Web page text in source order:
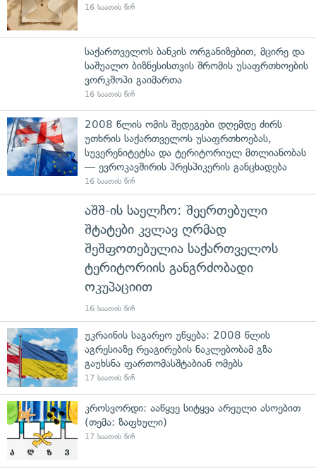
16 საათის წინ
საქართველოს ბანკის ორგანიზებით, მცირე და
საშუალო ბიზნესისთვის შრომის უსაფრთხოების
ვორკშოპი გაიმართა
16 საათის წინ
2008 წლის ომის შედეგები დღემდე ძირს
უთხრის საქართველოს უსაფრთხოებას,
სუვერენიტეტსა და ტერიტორიულ მთლიანობას
— ევროკავშირის პრესპიკერის განცხადება
16 საათის წინ
აშშ-ის საელჩო: შეერთებული
შტატები კვლავ ღრმად
შეშფოთებულია საქართველოს
ტერიტორიის განგრძობადი
ოკუპაციით
16 საათის წინ
უკრაინის საგარეო უწყება: 2008 წლის
აგრესიაზე რეაგირების ნაკლებობამ გზა
გაუხსნა ფართომასშტაბიან ომებს
17 საათის წინ
კროსვორდი: ააწყვე სიტყვა არეული ასოებით
(თემა: ზაფხული)
17 საათის წინ